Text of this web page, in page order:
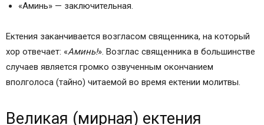
«Аминь» — заключительная.
Ектения заканчивается возгласом священника, на который
хор отвечает: «Аминь!». Возглас священника в большинстве
случаев является громко озвученным окончанием
вполголоса (тайно) читаемой во время ектении молитвы.
Великая (мирная) ектения